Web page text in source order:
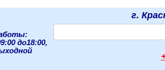
до18:00,
г.